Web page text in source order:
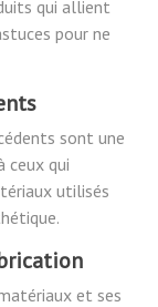
qui allient
pour ne
sont une
ceux qui
utilisés
et ses